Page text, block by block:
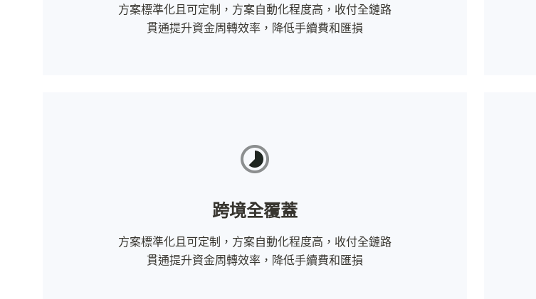
方案標準化且可定制，方案自動化程度高，收付全鏈路
貫通提升資金周轉效率，降低手續費和匯損
跨境全覆蓋
方案標準化且可定制，方案自動化程度高，收付全鏈路
貫通提升資金周轉效率，降低手續費和匯損